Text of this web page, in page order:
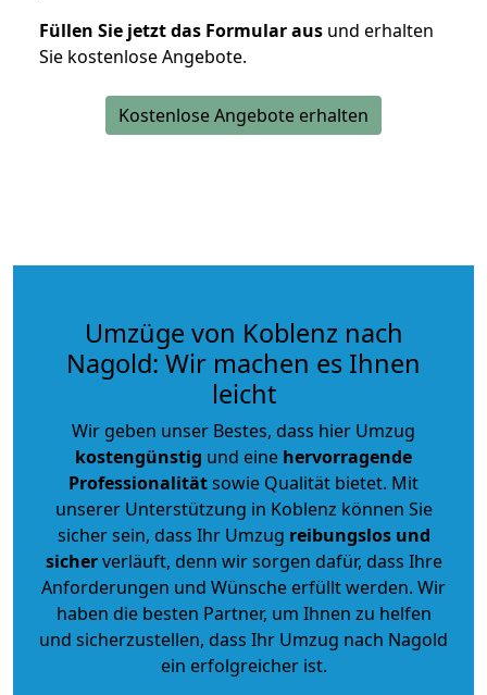
Füllen Sie jetzt das Formular aus und erhalten
Sie kostenlose Angebote.
Kostenlose Angebote erhalten
Umzüge von Koblenz nach
Nagold: Wir machen es Ihnen
leicht
Wir geben unser Bestes, dass hier Umzug
kostengünstig und eine hervorragende
Professionalitätsowie Qualität bietet. Mit
unserer Unterstützung in Koblenz können Sie
sicher sein, dass Ihr Umzug reibungslos und
sicherverläuft, denn wir sorgen dafür, dass Ihre
Anforderungen und Wünsche erfüllt werden. Wir
haben die besten Partner, um Ihnen zu helfen
und sicherzustellen, dass Ihr Umzug nach Nagold
ein erfolgreicher ist.